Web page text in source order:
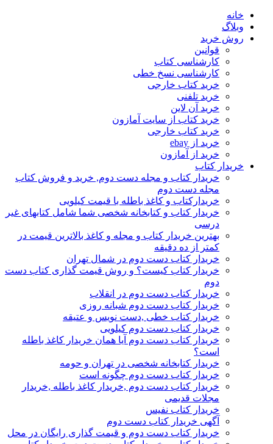
خانه
وبلاگ
روش خرید
قوانین
کارشناسی کتاب
کارشناسی نسخ خطی
خرید کتاب خارجی
خرید تلفنی
خرید آن لاین
خرید کتاب از سایت آمازون
خرید کتاب خارجی
خرید از ebay
خرید از آمازون
خریدار کتاب
خریدار کتاب و مجله دست دوم, خرید و فروش کتاب
مجله دست دوم
خریدارکتاب و کاغذ باطله با قیمت کیلویی
خریدار کتاب و کتابخانه شخصی شما شامل کتابهای غیر
درسی
بهترین خریدار کتاب و مجله و کاغذ بالاترین قیمت در
کمتر از ده دقیقه
خریدار کتاب دست دوم در شمال تهران
خریدار کتاب کیست؟ و روش قیمت گذاری کتاب دست
دوم
خریدار کتاب دست دوم در انقلاب
خریدار کتاب دست دوم شبانه روزی
خریدار کتاب خطی ,دست نویس و عتیقه
خریدار کتاب دست دوم کیلویی
خریدار کتاب دست دوم آیا همان خریدار کاغذ باطله
است؟
خریدار کتابخانه شخصی در تهران و حومه
خریدار کتاب دست دوم چگونه است
خریدار کتاب دست دوم ,خریدار کاغذ باطله ,خریدار
مجلات قدیمی
خریدار کتاب نفیس
آگهی خریدار کتاب دست دوم
خریدار کتاب دست دوم و قیمت گذاری رایگان در محل